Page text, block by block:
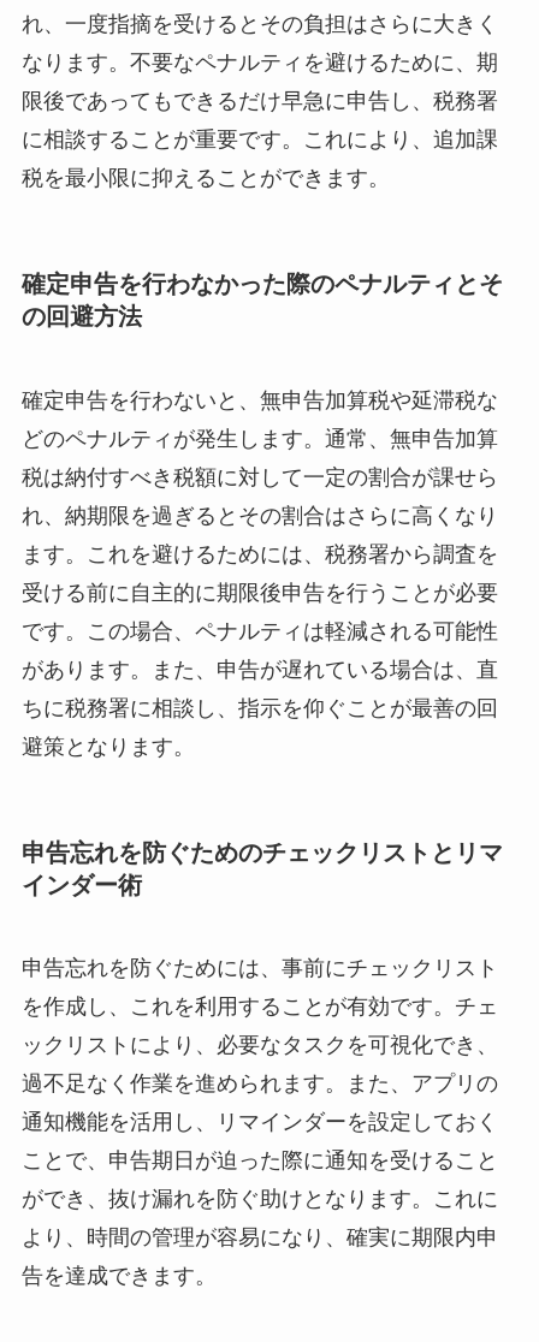
れ、一度指摘を受けるとその負担はさらに大きく
なります。不要なペナルティを避けるために、期
限後であってもできるだけ早急に申告し、税務署
に相談することが重要です。これにより、追加課
税を最小限に抑えることができます。
確定申告を行わなかった際のペナルティとそ
の回避方法
確定申告を行わないと、無申告加算税や延滞税な
どのペナルティが発生します。通常、無申告加算
税は納付すべき税額に対して一定の割合が課せら
れ、納期限を過ぎるとその割合はさらに高くなり
ます。これを避けるためには、税務署から調査を
受ける前に自主的に期限後申告を行うことが必要
です。この場合、ペナルティは軽減される可能性
があります。また、申告が遅れている場合は、直
ちに税務署に相談し、指示を仰ぐことが最善の回
避策となります。
申告忘れを防ぐためのチェックリストとリマ
インダー術
申告忘れを防ぐためには、事前にチェックリスト
を作成し、これを利用することが有効です。チェ
ックリストにより、必要なタスクを可視化でき、
過不足なく作業を進められます。また、アプリの
通知機能を活用し、リマインダーを設定しておく
ことで、申告期日が迫った際に通知を受けること
ができ、抜け漏れを防ぐ助けとなります。これに
より、時間の管理が容易になり、確実に期限内申
告を達成できます。